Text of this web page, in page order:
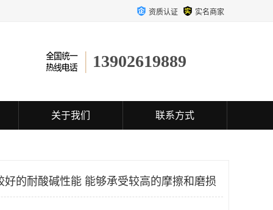
资质认证 实名商家
13902619889
关于我们 联系方式
好的耐酸碱性能 能够承受较高的摩擦和磨损